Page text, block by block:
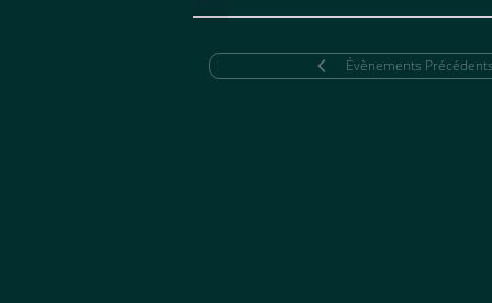
date.
Évènements Précédents